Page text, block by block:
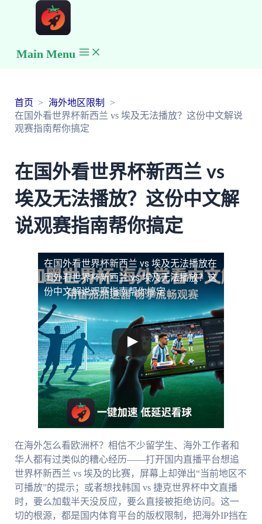
Main Menu
首页
海外地区限制
在国外看世界杯新西兰 vs 埃及无法播放？这份中文解说
观赛指南帮你搞定
在国外看世界杯新西兰 vs
埃及无法播放？这份中文解
说观赛指南帮你搞定
在国外看世界杯新西兰 vs 埃及无法播放在
国外看世界杯新西兰 vs 埃及无法播放？这
份中文解说观赛指南帮你搞定
在海外怎么看欧洲杯？相信不少留学生、海外工作者和
华人都有过类似的糟心经历——打开国内直播平台想追
世界杯新西兰 vs 埃及的比赛，屏幕上却弹出“当前地区不
可播放”的提示；或者想找韩国 vs 捷克世界杯中文直播
时，要么加载半天没反应，要么直接被拒绝访问。这一
切的根源，都是国内体育平台的版权限制，把海外IP挡在